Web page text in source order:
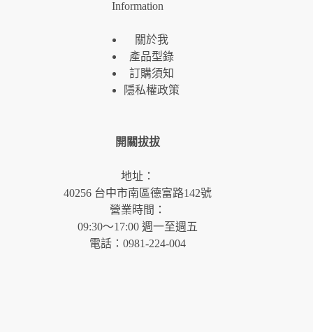
Information
關於我
產品型錄
訂購須知
隱私權政策
開關拔拔
地址：
40256 台中市南區德富路142號
營業時間：
09:30～17:00 週一至週五
電話：0981-224-004